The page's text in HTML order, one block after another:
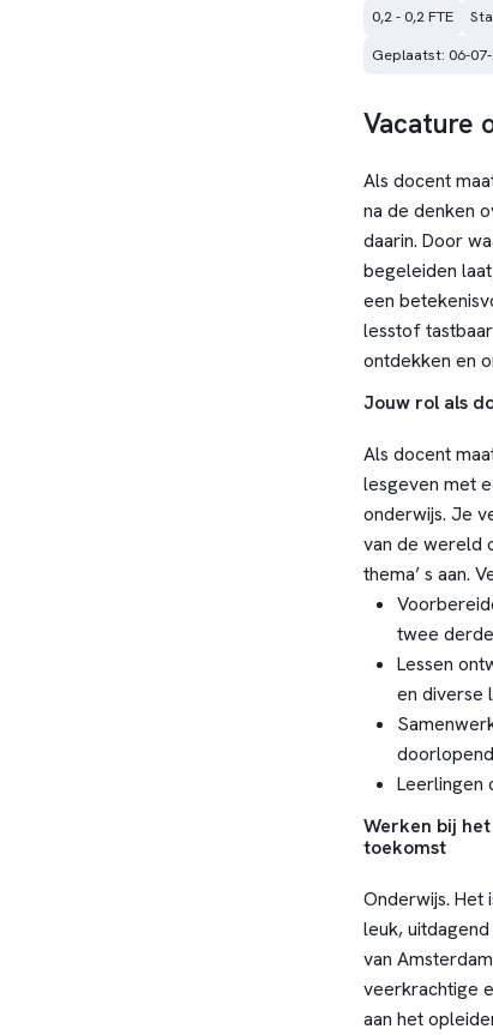
0,2 - 0,2 FTE
Geplaatst: 06-
Vacature
Als docent
na de denken
daarin. Door
begeleiden
een
lesstof
ontdekken en
Jouw rol als
Als docent
lesgeven met
onderwijs. Je
van de wereld
thema’ s aan.
twee
Lessen
en diverse
Leerlingen
Werken bij
toekomst
Onderwijs. Het
leuk,
van
veerkrachtige
aan het